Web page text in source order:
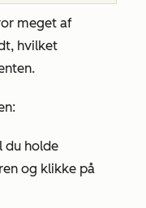
meget af
hvilket
du holde
og klikke på